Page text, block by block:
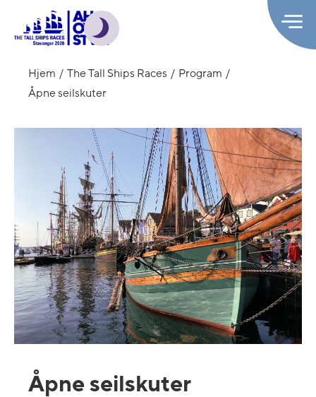
Hjem The Tall Ships Races
Program
Åpne seilskuter
Åpne seilskuter